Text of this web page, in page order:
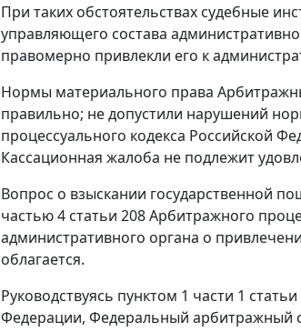
При таких обстоятельствах судебные
управляющего состава
правомерно привлекли его к
Нормы материального права
правильно; не допустили нарушений
процессуального кодекса Российской
Кассационная жалоба не подлежит
Вопрос о взыскании государственной
частью 4 статьи 208 Арбитражного
административного органа о
облагается.
Руководствуясь пунктом 1 части 1
Федерации, Федеральный арбитражный